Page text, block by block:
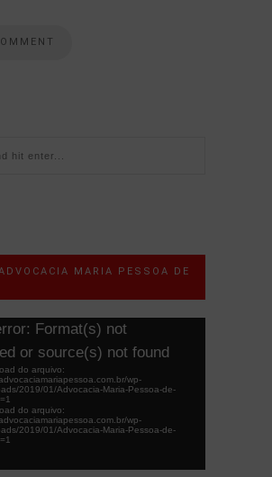
MARIA PESSOA DE
Format(s) not
or source(s) not found
do arquivo:
wp-
2019/01/Advocacia-Maria-Pessoa-de-
do arquivo:
wp-
2019/01/Advocacia-Maria-Pessoa-de-